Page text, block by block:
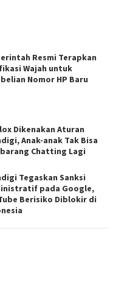
Resmi Terapkan
Wajah untuk
Nomor HP Baru
Dikenakan Aturan
Anak-anak Tak Bisa
Chatting Lagi
Tegaskan Sanksi
pada Google,
Berisiko Diblokir di